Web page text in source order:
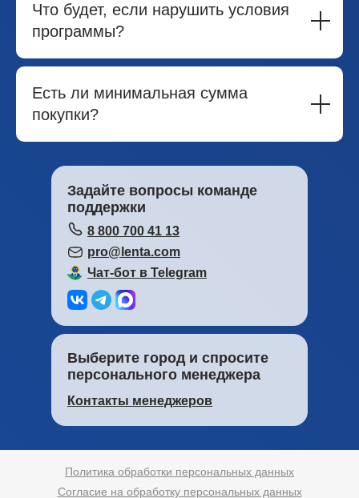
Что будет, если нарушить условия
программы?
Есть ли минимальная сумма
покупки?
Выберите город и спросите
персонального менеджера
Контакты менеджеров
Задайте вопросы команде
поддержки
8 800 700 41 13
pro@lenta.com
Чат-бот в Telegram
Политика обработки персональных данных
Согласие на обработку персональных данных